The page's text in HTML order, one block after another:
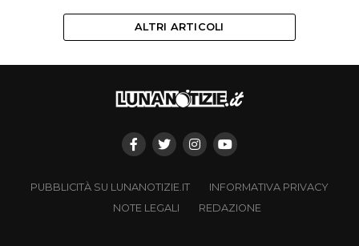
ALTRI ARTICOLI
PUBBLICITÀ SU LUNANOTIZIE.IT
INFORMATIVA PRIVACY
NOTE LEGALI
REDAZIONE